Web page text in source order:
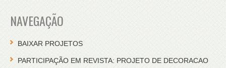
NAVEGAÇÃO
BAIXAR PROJETOS
PARTICIPAÇÃO EM REVISTA: PROJETO DE DECORACAO